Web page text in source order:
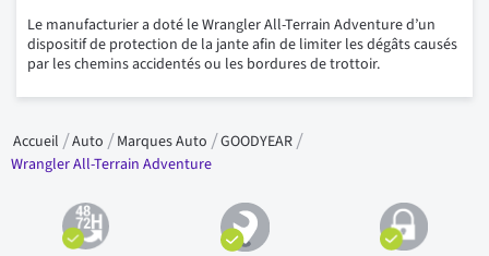
Le manufacturier a doté le Wrangler All-Terrain Adventure d’un
dispositif de protection de la jante afin de limiter les dégâts causés
par les chemins accidentés ou les bordures de trottoir.
Accueil Auto Marques Auto
GOODYEAR
Wrangler All-Terrain Adventure